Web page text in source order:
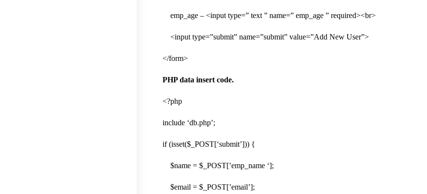
emp_age – <input type=” text ” name=” emp_age ” required><br>
<input type=”submit” name=”submit” value=”Add New User”>
</form>
PHP data insert code.
<?php
include ‘db.php’;
if (isset($_POST[‘submit’])) {
$name = $_POST[’emp_name ‘];
$email = $_POST[’email’];